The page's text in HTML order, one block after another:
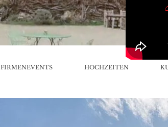
FIRMENEVENTS HOCHZEITEN